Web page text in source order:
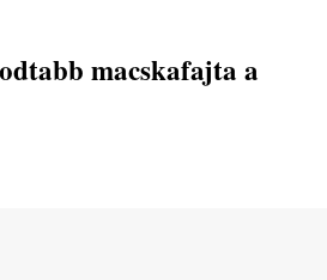
macskafajta a